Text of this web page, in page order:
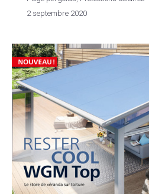
2 septembre 2020